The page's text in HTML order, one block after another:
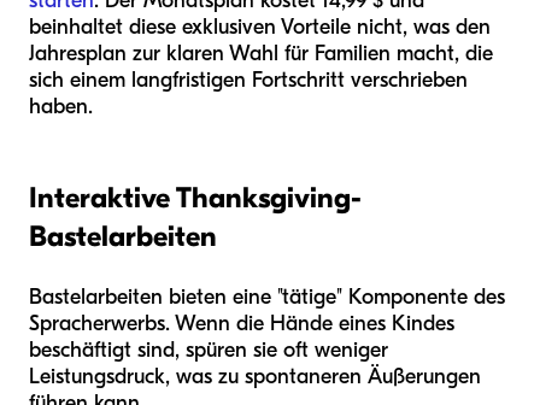
beinhaltet diese exklusiven Vorteile nicht, was den
Jahresplan zur klaren Wahl für Familien macht, die
sich einem langfristigen Fortschritt verschrieben
haben.
Interaktive Thanksgiving-
Bastelarbeiten
Bastelarbeiten bieten eine "tätige" Komponente des
Spracherwerbs. Wenn die Hände eines Kindes
beschäftigt sind, spüren sie oft weniger
Leistungsdruck, was zu spontaneren Äußerungen